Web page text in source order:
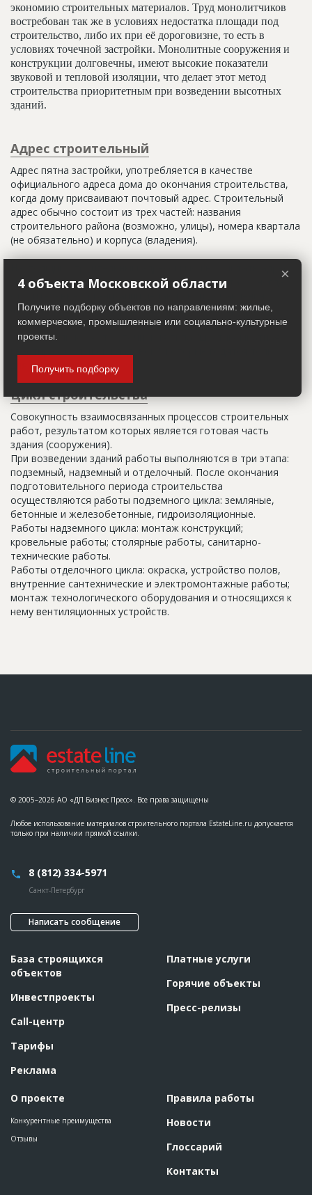
экономию строительных материалов. Труд монолитчиков
востребован так же в условиях недостатка площади под
строительство, либо их при её дороговизне, то есть в
условиях точечной застройки. Монолитные сооружения и
конструкции долговечны, имеют высокие показатели
звуковой и тепловой изоляции, что делает этот метод
строительства приоритетным при возведении высотных
зданий.
Адрес строительный
Адрес пятна застройки, употребляется в качестве
официального адреса дома до окончания строительства,
когда дому присваивают почтовый адрес. Строительный
адрес обычно состоит из трех частей: названия
строительного района (возможно, улицы), номера квартала
(не обязательно) и корпуса (владения).
Настоящим строительным адресом можно считать адрес,
указанный в правоустанавливающих документах. Иногда
(например, вторая очередь). В официальных документах
должен присутствовать официальный строительный адрес,
а все остальное - это уточнения типа "шестикомнатная
для переговоров.
Цикл строительства
Совокупность взаимосвязанных процессов строительных
работ, результатом которых является готовая часть
здания (сооружения).
При возведении зданий работы выполняются в три этапа:
подземный, надземный и отделочный. После окончания
подготовительного периода строительства
осуществляются работы подземного цикла: земляные,
бетонные и железобетонные, гидроизоляционные.
Работы надземного цикла: монтаж конструкций;
кровельные работы; столярные работы, санитарно-
технические работы.
Работы отделочного цикла: окраска, устройство полов,
внутренние сантехнические и электромонтажные работы;
монтаж технологического оборудования и относящихся к
нему вентиляционных устройств.
© 2005–2026 АО «ДП Бизнес Пресс». Все права защищены
Любое использование материалов строительного портала EstateLine.ru допускается
только при наличии прямой ссылки.
8 (812) 334-5971
Санкт-Петербург
Написать сообщение
База строящихся
объектов
Инвестпроекты
Call-центр
Тарифы
Реклама
О проекте
Конкурентные преимущества
Отзывы
Платные услуги
Горячие объекты
Пресс-релизы
Правила работы
Новости
Глоссарий
Контакты
×
4 объекта Московской области
Получите подборку объектов по направлениям: жилые,
коммерческие, промышленные или социально-культурные
проекты.
Получить подборку